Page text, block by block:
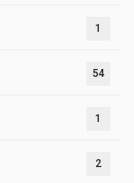
1
54
1
2